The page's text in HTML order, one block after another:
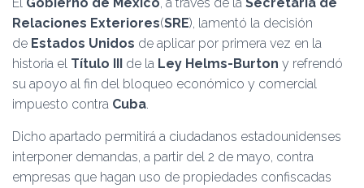
Relaciones Exteriores(SRE), lamentó la decisión
de Estados Unidos de aplicar por primera vez en la
historia el Título III de la Ley Helms-Burton y refrendó
su apoyo al fin del bloqueo económico y comercial
impuesto contra Cuba.
Dicho apartado permitirá a ciudadanos estadounidenses
interponer demandas, a partir del 2 de mayo, contra
empresas que hagan uso de propiedades confiscadas